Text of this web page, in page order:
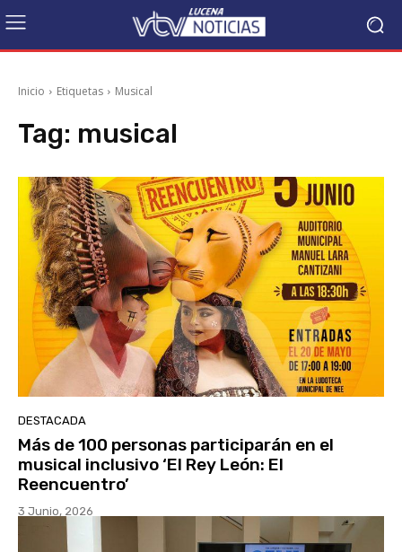
Inicio Etiquetas Musical
Tag: musical
DESTACADA
Más de 100 personas participarán en el
musical inclusivo ‘El Rey León: El
Reencuentro’
3 Junio, 2026